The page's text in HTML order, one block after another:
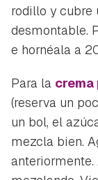
rodillo y cubre
desmontable.
e hornéala a
Para la
(reserva un
un bol, el
mezcla bien.
anteriormente.